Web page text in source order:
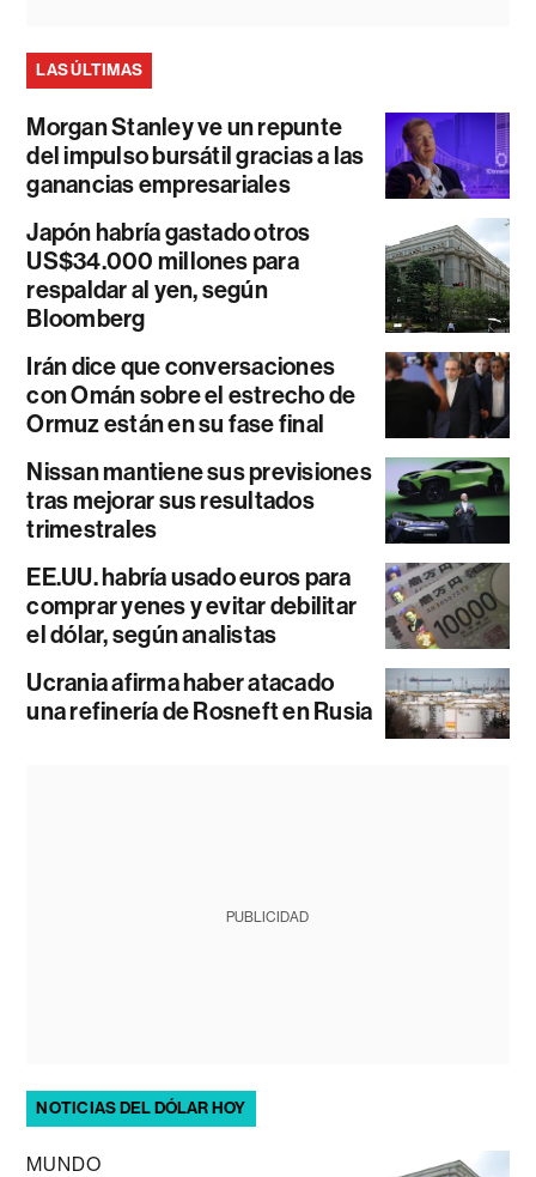
LAS ÚLTIMAS
Morgan Stanley ve un repunte
del impulso bursátil gracias a las
ganancias empresariales
Japón habría gastado otros
US$34.000 millones para
respaldar al yen, según
Bloomberg
Irán dice que conversaciones
con Omán sobre el estrecho de
Ormuz están en su fase final
Nissan mantiene sus previsiones
tras mejorar sus resultados
trimestrales
EE.UU. habría usado euros para
comprar yenes y evitar debilitar
el dólar, según analistas
Ucrania afirma haber atacado
una refinería de Rosneft en Rusia
PUBLICIDAD
NOTICIAS DEL DÓLAR HOY
MUNDO